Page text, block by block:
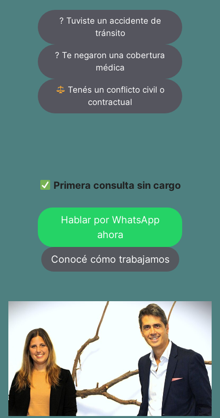
? Tuviste un accidente de
tránsito
? Te negaron una cobertura
médica
Tenés un conflicto civil o
contractual
Primera consulta sin cargo
Hablar por WhatsApp
ahora
Conocé cómo trabajamos